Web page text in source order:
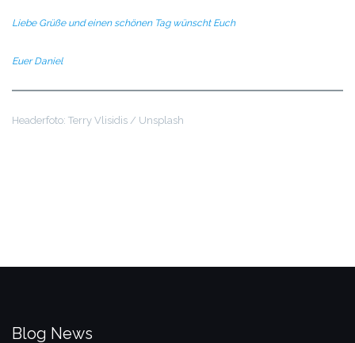
Liebe Grüße und einen schönen Tag wünscht Euch
Euer Daniel
Headerfoto: Terry Vlisidis / Unsplash
Blog News